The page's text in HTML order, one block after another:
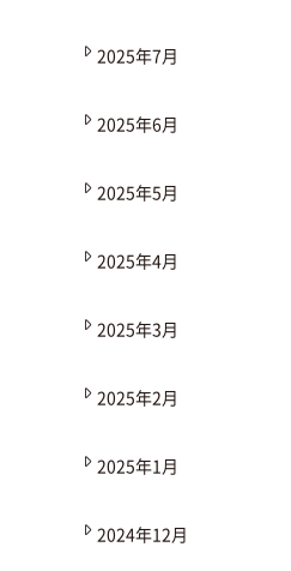
2025年7月
2025年6月
2025年5月
2025年4月
2025年3月
2025年2月
2025年1月
2024年12月